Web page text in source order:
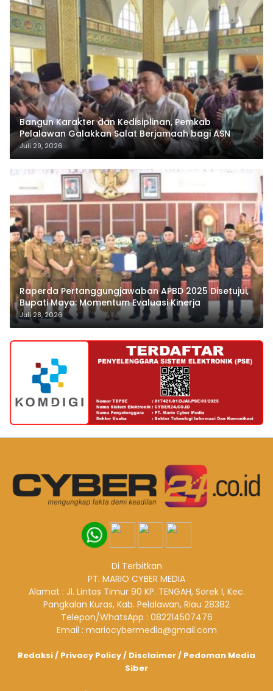
Bangun Karakter dan Kedisiplinan, Pemkab
Pelalawan Galakkan Salat Berjamaah bagi ASN
Juli 29, 2026
Raperda Pertanggungjawaban APBD 2025 Disetujui,
Bupati Maya: Momentum Evaluasi Kinerja
Juli 28, 2026
Di Terbitkan
PT. MARIO CYBER MEDIA
Alamat : Jl. Lintas Timur 90 KP. TENGAH, Sorek I, Kec.
Pangkalan Kuras, Kab. Pelalawan, Riau 28382
Telepon/WhatsApp : 082214507476
Email : mariocybermedia@gmail.com
Redaksi/ Privacy Policy/ Disclaimer/ Pedoman Media
Siber